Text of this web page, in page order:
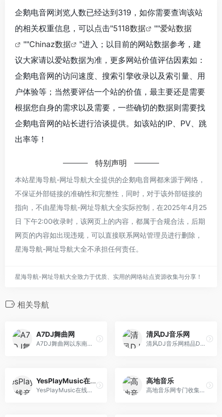
企鹅电音网浏览人数已经达到319，如你需要查询该站
的相关权重信息，可以点击"5118数据 ""爱站数据
""Chinaz数据
"进入；以目前的网站数据参考，建
议大家请以爱站数据为准，更多网站价值评估因素如：
企鹅电音网的访问速度、搜索引擎收录以及索引量、用
户体验等；当然要评估一个站的价值，最主要还是需要
根据您自身的需求以及需要，一些确切的数据则需要找
企鹅电音网的站长进行洽谈提供。如该站的IP、PV、跳
出率等！
特别声明
本站星海导航-网址导航大全提供的企鹅电音网都来源于网络，
不保证外部链接的准确性和完整性，同时，对于该外部链接的
指向，不由星海导航-网址导航大全实际控制，在2025年4月25
日 下午2:00收录时，该网页上的内容，都属于合规合法，后期
网页的内容如出现违规，可以直接联系网站管理员进行删除，
星海导航-网址导航大全不承担任何责任。
星海导航-网址导航大全致力于优质、实用的网络站点资源收集与分享！
相关导航
A7DJ舞曲网
A7DJ舞曲网以东南亚DJ为核心,提供最新包房DJ音乐,,每天更新快人一步,专业DJ团队精心制作好听的串烧,打造车载DJ舞曲,为DJ工作者收录国外DJ舞曲,提供高音质在线试听及MP3免费下载,全方位满足DJ工作者及音乐爱好者的需求。
清风DJ音乐网
清风DJ音乐网精品DJ舞曲汇聚,每天更新快人一步,专业DJ团队精心制作好听的串烧,打造车载DJ舞曲,为DJ工作者收录国外DJ舞曲,提供高音质在线试听及MP3下载,全方位满足DJ工作者及音乐爱好者的需求。
YesPlayMusic在线音乐
YesPlayMusic在线音乐，免费下载付费、vip音乐！
高地音乐
高地音乐网专门收集全世界伟大的乐队、歌手的所有无损音乐专辑，对人类有杰出贡献的音乐，都是网站收集的对象，欢迎你来获取你需要的音乐。